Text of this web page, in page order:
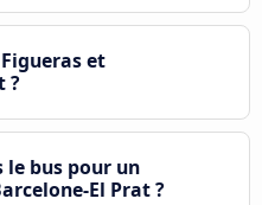
et
?
le bus pour un
El Prat ?